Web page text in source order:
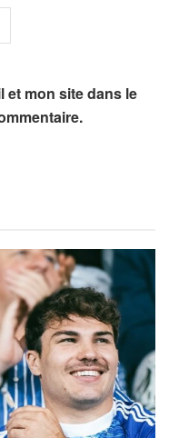
et mon site dans le